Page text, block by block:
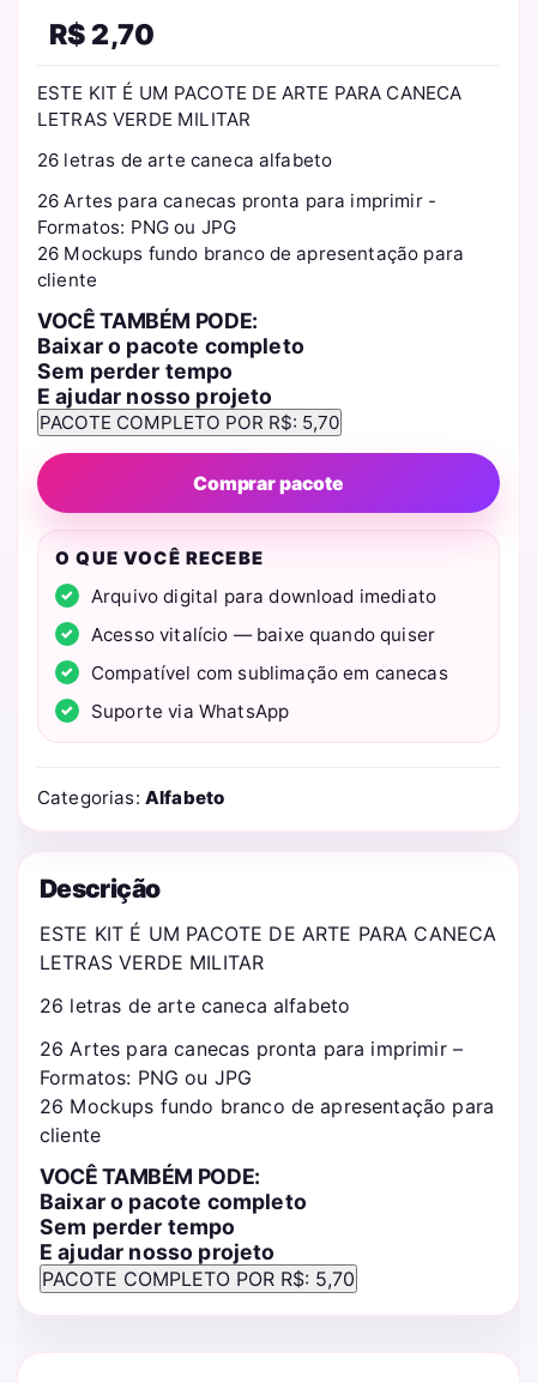
R$ 2,70
ESTE KIT É UM PACOTE DE ARTE PARA CANECA
LETRAS VERDE MILITAR
26 letras de arte caneca alfabeto
26 Artes para canecas pronta para imprimir -
Formatos: PNG ou JPG
26 Mockups fundo branco de apresentação para
cliente
VOCÊ TAMBÉM PODE:
Baixar o pacote completo
Sem perder tempo
E ajudar nosso projeto
Comprar pacote
O QUE VOCÊ RECEBE
Arquivo digital para download imediato
Acesso vitalício — baixe quando quiser
Compatível com sublimação em canecas
Suporte via WhatsApp
Categorias: Alfabeto
Descrição
ESTE KIT É UM PACOTE DE ARTE PARA CANECA
LETRAS VERDE MILITAR
26 letras de arte caneca alfabeto
26 Artes para canecas pronta para imprimir –
Formatos: PNG ou JPG
26 Mockups fundo branco de apresentação para
cliente
VOCÊ TAMBÉM PODE:
Baixar o pacote completo
Sem perder tempo
E ajudar nosso projeto